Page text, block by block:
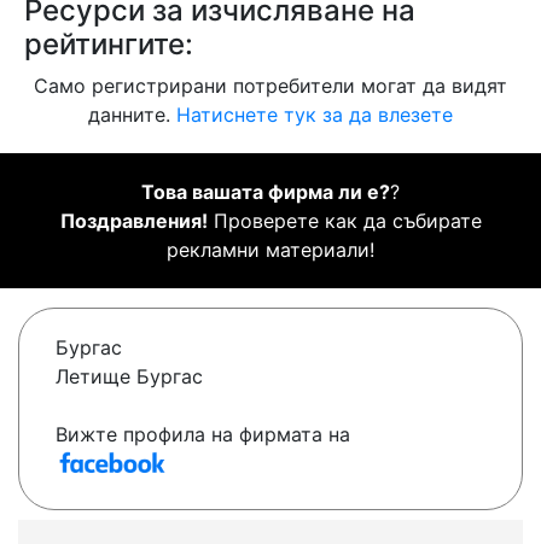
Ресурси за изчисляване на
рейтингите:
Само регистрирани потребители могат да видят
данните. Натиснете тук за да влезете
Това вашата фирма ли е??
Поздравления! Проверете как да събирате
рекламни материали!
Бургас
Летище Бургас
Вижте профила на фирмата на